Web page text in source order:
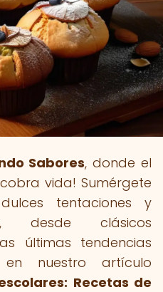
Sabores, donde el
vida! Sumérgete
tentaciones y
desde clásicos
últimas tendencias
en nuestro artículo
Recetas de